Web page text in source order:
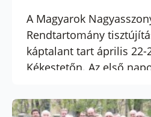
A Magyarok
Rendtartomány
káptalant tart április 22-
Kékestetőn. Az első
majd megtárgyalták a